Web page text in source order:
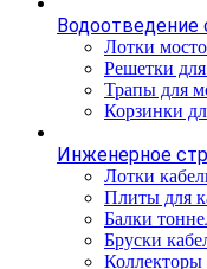
Лотки
Решетки
Трапы для
Корзинки
Инженерное
Лотки
Плиты для
Балки
Бруски
Коллекторы